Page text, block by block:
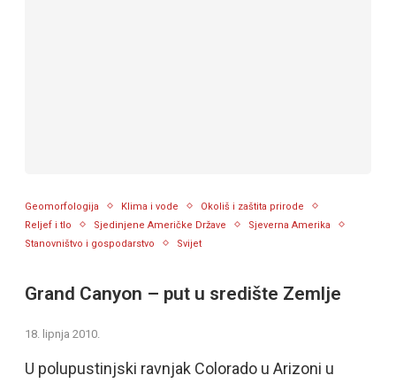
Geomorfologija Klima i vode
Okoliš i zaštita prirode
Reljef i tlo
Sjedinjene Američke Države
Sjeverna Amerika
Stanovništvo i gospodarstvo
Svijet
Grand Canyon – put u središte Zemlje
18. lipnja 2010.
U polupustinjski ravnjak Colorado u Arizoni u